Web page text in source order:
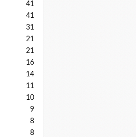
41
41
31
21
21
16
14
11
10
9
8
8